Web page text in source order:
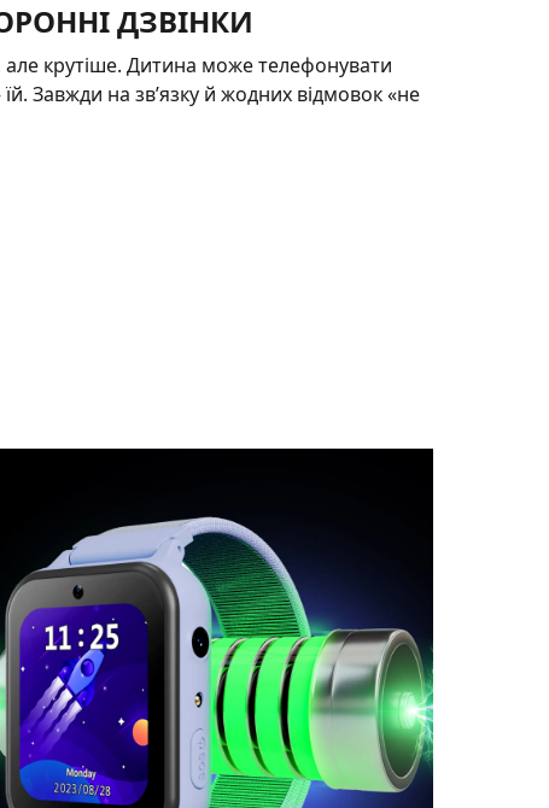
ДЗВІНКИ
але крутіше. Дитина може телефонувати
Завжди на зв’язку й жодних відмовок «не